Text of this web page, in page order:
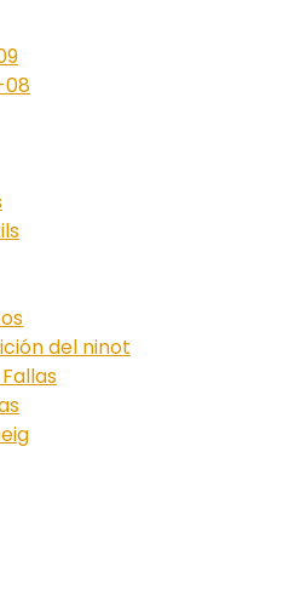
08
del ninot